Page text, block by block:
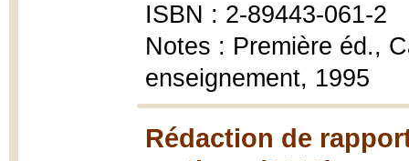
ISBN : 2-89443-061-2
Notes : Première éd.,
enseignement, 1995
Rédaction de